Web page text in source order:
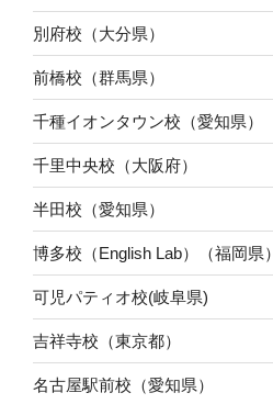
別府校（大分県）
前橋校（群馬県）
千種イオンタウン校（愛知県）
千里中央校（大阪府）
半田校（愛知県）
博多校（English Lab）（福岡県）
可児パティオ校(岐阜県)
吉祥寺校（東京都）
名古屋駅前校（愛知県）